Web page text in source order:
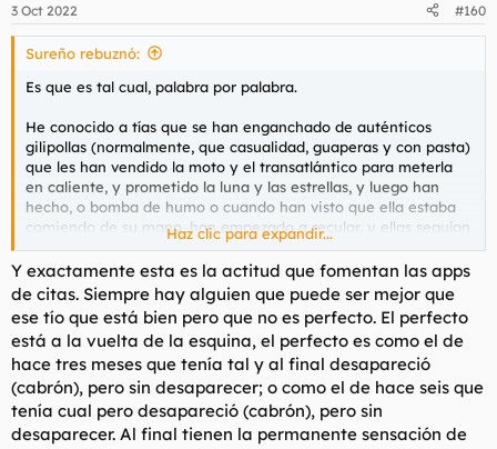
e
s
3 Oct 2022 #160
Sureño rebuznó:
Es que es tal cual, palabra por palabra.
He conocido a tías que se han enganchado de auténticos
gilipollas (normalmente, que casualidad, guaperas y con pasta)
que les han vendido la moto y el transatlántico para meterla
en caliente, y prometido la luna y las estrellas, y luego han
hecho, o bomba de humo o cuando han visto que ella estaba
comiendo de su mano, han empezado a recular, y ellas seguían
encaprichadas con el tío que cada vez más y más pasaba de
ellas y/o las despreciaba o jugaba con ellas. Y lo peor de todo
es que muchas veces ellas, en su idealización desnortada,
piensan que un día el tío va a cambiar de parecer, va a venir
en una especie de corcel blanco y con armadura brillante, y las
va a raptar para siempre a su nicho de amor dentro del castillo,
y mientras tanto, y siendo totalmente conscientes de ello, han
ido apareciendo tíos que perfectísimamente demostraban con
hechos que podía confiar en ellos, que no les vendían nada
para ligárselas y que iban totalmente en serio, y ellas
Haz clic para expandir...
Y exactamente esta es la actitud que fomentan las apps
de citas. Siempre hay alguien que puede ser mejor que
ese tío que está bien pero que no es perfecto. El perfecto
está a la vuelta de la esquina, el perfecto es como el de
hace tres meses que tenía tal y al final desapareció
(cabrón), pero sin desaparecer; o como el de hace seis que
tenía cual pero desapareció (cabrón), pero sin
desaparecer. Al final tienen la permanente sensación de